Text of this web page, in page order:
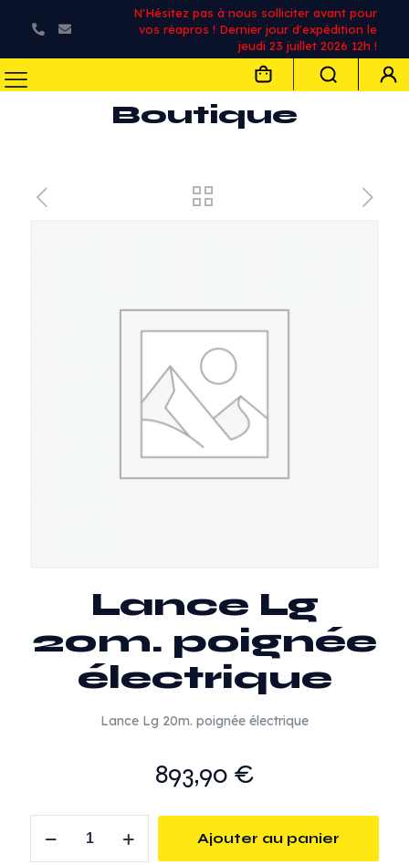
N'Hésitez pas à nous solliciter avant pour
vos réapros ! Dernier jour d'expédition le
jeudi 23 juillet 2026 12h !
Boutique
Lance Lg
20m. poignée
électrique
Lance Lg 20m. poignée électrique
893,90€
Ajouter au panier